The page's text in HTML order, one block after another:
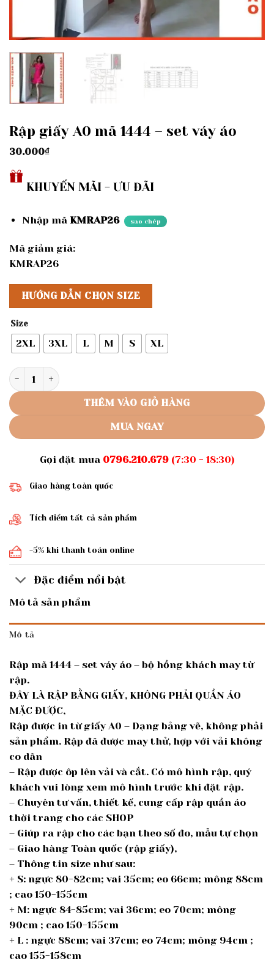
Rập giấy A0 mã 1444 – set váy áo
30.000₫
KHUYẾN MÃI - ƯU ĐÃI
Nhập mã KMRAP26 sao chép
Mã giảm giá:
KMRAP26
HƯỚNG DẪN CHỌN SIZE
Size
2XL 3XL L M S XL
Rập giấy A0 mã 1444 - set váy áo số lượng
THÊM VÀO GIỎ HÀNG
MUA NGAY
Gọi đặt mua 0796.210.679(7:30 - 18:30)
Giao hàng toàn quốc
Tích điểm tất cả sản phẩm
-5% khi thanh toán online
Đặc điểm nổi bật
Mô tả sản phẩm
Mô tả
Rập mã 1444 – set váy áo – bộ hồng khách may từ
rập.
ĐÂY LÀ RẬP BẰNG GIẤY, KHÔNG PHẢI QUẦN ÁO
MẶC ĐƯỢC,
Rập được in từ giấy A0 – Dạng bảng vẽ, không phải
sản phẩm. Rập đã được may thử, hợp với vải không
co dãn
– Rập được ôp lên vải và cắt. Có mô hình rập, quý
khách vui lòng xem mô hình trước khi đặt rập.
– Chuyên tư vấn, thiết kế, cung cấp rập quần áo
thời trang cho các SHOP
– Giúp ra rập cho các bạn theo số đo, mẫu tự chọn
– Giao hàng Toàn quốc (rập giấy),
– Thông tin size như sau:
+ S: ngực 80-82cm; vai 35cm; eo 66cm; mông 88cm
; cao 150-155cm
+ M: ngực 84-85cm; vai 36cm; eo 70cm; mông
90cm ; cao 150-155cm
+ L : ngực 88cm; vai 37cm; eo 74cm; mông 94cm ;
cao 155-158cm